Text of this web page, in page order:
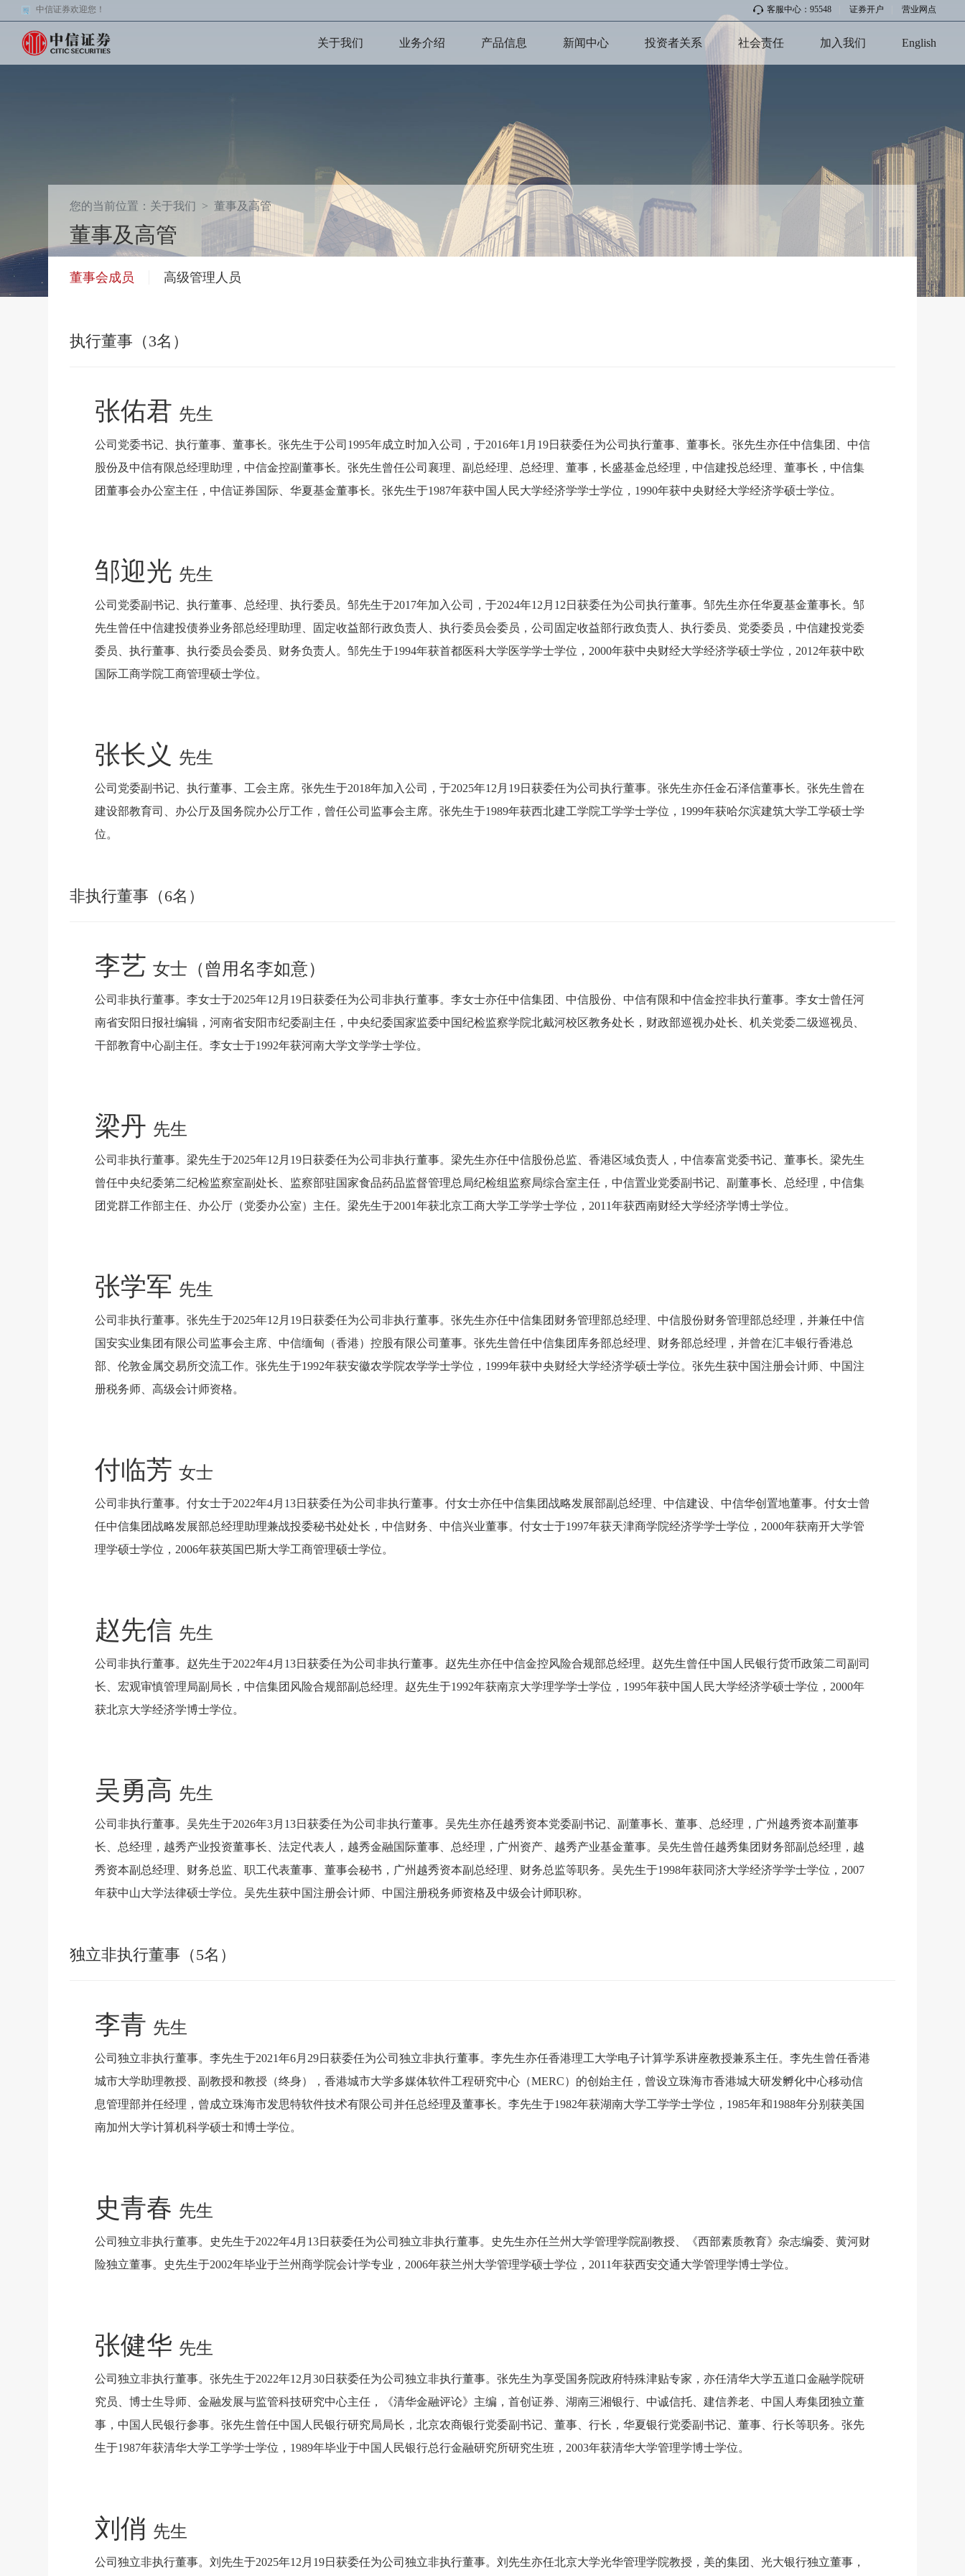
中信证券欢迎您！ 客服中心：95548 证券开户 营业网点
关于我们 业务介绍 产品信息 新闻中心 投资者关系 社会责任 加入我们 English
您的当前位置： 关于我们 > 董事及高管
董事及高管
董事会成员 高级管理人员
执行董事（3名）
张佑君 先生
公司党委书记、执行董事、董事长。张先生于公司1995年成立时加入公司，于2016年1月19日获委任为公司执行董事、董事长。张先生亦任中信集团、中信
股份及中信有限总经理助理，中信金控副董事长。张先生曾任公司襄理、副总经理、总经理、董事，长盛基金总经理，中信建投总经理、董事长，中信集
团董事会办公室主任，中信证券国际、华夏基金董事长。张先生于1987年获中国人民大学经济学学士学位，1990年获中央财经大学经济学硕士学位。
邹迎光 先生
公司党委副书记、执行董事、总经理、执行委员。邹先生于2017年加入公司，于2024年12月12日获委任为公司执行董事。邹先生亦任华夏基金董事长。邹
先生曾任中信建投债券业务部总经理助理、固定收益部行政负责人、执行委员会委员，公司固定收益部行政负责人、执行委员、党委委员，中信建投党委
委员、执行董事、执行委员会委员、财务负责人。邹先生于1994年获首都医科大学医学学士学位，2000年获中央财经大学经济学硕士学位，2012年获中欧
国际工商学院工商管理硕士学位。
张长义 先生
公司党委副书记、执行董事、工会主席。张先生于2018年加入公司，于2025年12月19日获委任为公司执行董事。张先生亦任金石泽信董事长。张先生曾在
建设部教育司、办公厅及国务院办公厅工作，曾任公司监事会主席。张先生于1989年获西北建工学院工学学士学位，1999年获哈尔滨建筑大学工学硕士学
位。
非执行董事（6名）
李艺 女士（曾用名李如意）
公司非执行董事。李女士于2025年12月19日获委任为公司非执行董事。李女士亦任中信集团、中信股份、中信有限和中信金控非执行董事。李女士曾任河
南省安阳日报社编辑，河南省安阳市纪委副主任，中央纪委国家监委中国纪检监察学院北戴河校区教务处长，财政部巡视办处长、机关党委二级巡视员、
干部教育中心副主任。李女士于1992年获河南大学文学学士学位。
梁丹 先生
公司非执行董事。梁先生于2025年12月19日获委任为公司非执行董事。梁先生亦任中信股份总监、香港区域负责人，中信泰富党委书记、董事长。梁先生
曾任中央纪委第二纪检监察室副处长、监察部驻国家食品药品监督管理总局纪检组监察局综合室主任，中信置业党委副书记、副董事长、总经理，中信集
团党群工作部主任、办公厅（党委办公室）主任。梁先生于2001年获北京工商大学工学学士学位，2011年获西南财经大学经济学博士学位。
张学军 先生
公司非执行董事。张先生于2025年12月19日获委任为公司非执行董事。张先生亦任中信集团财务管理部总经理、中信股份财务管理部总经理，并兼任中信
国安实业集团有限公司监事会主席、中信缅甸（香港）控股有限公司董事。张先生曾任中信集团库务部总经理、财务部总经理，并曾在汇丰银行香港总
部、伦敦金属交易所交流工作。张先生于1992年获安徽农学院农学学士学位，1999年获中央财经大学经济学硕士学位。张先生获中国注册会计师、中国注
册税务师、高级会计师资格。
付临芳 女士
公司非执行董事。付女士于2022年4月13日获委任为公司非执行董事。付女士亦任中信集团战略发展部副总经理、中信建设、中信华创置地董事。付女士曾
任中信集团战略发展部总经理助理兼战投委秘书处处长，中信财务、中信兴业董事。付女士于1997年获天津商学院经济学学士学位，2000年获南开大学管
理学硕士学位，2006年获英国巴斯大学工商管理硕士学位。
赵先信 先生
公司非执行董事。赵先生于2022年4月13日获委任为公司非执行董事。赵先生亦任中信金控风险合规部总经理。赵先生曾任中国人民银行货币政策二司副司
长、宏观审慎管理局副局长，中信集团风险合规部副总经理。赵先生于1992年获南京大学理学学士学位，1995年获中国人民大学经济学硕士学位，2000年
获北京大学经济学博士学位。
吴勇高 先生
公司非执行董事。吴先生于2026年3月13日获委任为公司非执行董事。吴先生亦任越秀资本党委副书记、副董事长、董事、总经理，广州越秀资本副董事
长、总经理，越秀产业投资董事长、法定代表人，越秀金融国际董事、总经理，广州资产、越秀产业基金董事。吴先生曾任越秀集团财务部副总经理，越
秀资本副总经理、财务总监、职工代表董事、董事会秘书，广州越秀资本副总经理、财务总监等职务。吴先生于1998年获同济大学经济学学士学位，2007
年获中山大学法律硕士学位。吴先生获中国注册会计师、中国注册税务师资格及中级会计师职称。
独立非执行董事（5名）
李青 先生
公司独立非执行董事。李先生于2021年6月29日获委任为公司独立非执行董事。李先生亦任香港理工大学电子计算学系讲座教授兼系主任。李先生曾任香港
城市大学助理教授、副教授和教授（终身），香港城市大学多媒体软件工程研究中心（MERC）的创始主任，曾设立珠海市香港城大研发孵化中心移动信
息管理部并任经理，曾成立珠海市发思特软件技术有限公司并任总经理及董事长。李先生于1982年获湖南大学工学学士学位，1985年和1988年分别获美国
南加州大学计算机科学硕士和博士学位。
史青春 先生
公司独立非执行董事。史先生于2022年4月13日获委任为公司独立非执行董事。史先生亦任兰州大学管理学院副教授、《西部素质教育》杂志编委、黄河财
险独立董事。史先生于2002年毕业于兰州商学院会计学专业，2006年获兰州大学管理学硕士学位，2011年获西安交通大学管理学博士学位。
张健华 先生
公司独立非执行董事。张先生于2022年12月30日获委任为公司独立非执行董事。张先生为享受国务院政府特殊津贴专家，亦任清华大学五道口金融学院研
究员、博士生导师、金融发展与监管科技研究中心主任，《清华金融评论》主编，首创证券、湖南三湘银行、中诚信托、建信养老、中国人寿集团独立董
事，中国人民银行参事。张先生曾任中国人民银行研究局局长，北京农商银行党委副书记、董事、行长，华夏银行党委副书记、董事、行长等职务。张先
生于1987年获清华大学工学学士学位，1989年毕业于中国人民银行总行金融研究所研究生班，2003年获清华大学管理学博士学位。
刘俏 先生
公司独立非执行董事。刘先生于2025年12月19日获委任为公司独立非执行董事。刘先生亦任北京大学光华管理学院教授，美的集团、光大银行独立董事，